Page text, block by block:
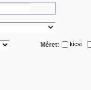
Méret: kicsi